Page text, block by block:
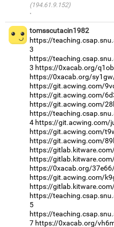
(194.61.9.152)
·
tomsscutacin1982
https://
3
https://
3 https://0xacab.org/
https://0xacab.org/
https://git.acwing.com/
https://git.acwing.com/
https://git.acwing.com/
https://
4 https://git.acwing.com/
https://git.acwing.com/
https://git.acwing.com/
https://
https://
https://0xacab.org/
https://git.acwing.com/
https://
https://
5
https://
7 https://0xacab.org/